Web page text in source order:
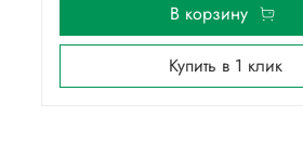
В корзину
Купить в 1 клик